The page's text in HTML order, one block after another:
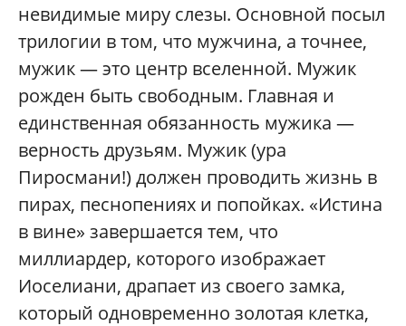
невидимые миру слезы. Основной посыл
трилогии в том, что мужчина, а точнее,
мужик — это центр вселенной. Мужик
рожден быть свободным. Главная и
единственная обязанность мужика —
верность друзьям. Мужик (ура
Пиросмани!) должен проводить жизнь в
пирах, песнопениях и попойках. «Истина
в вине» завершается тем, что
миллиардер, которого изображает
Иоселиани, драпает из своего замка,
который одновременно золотая клетка,